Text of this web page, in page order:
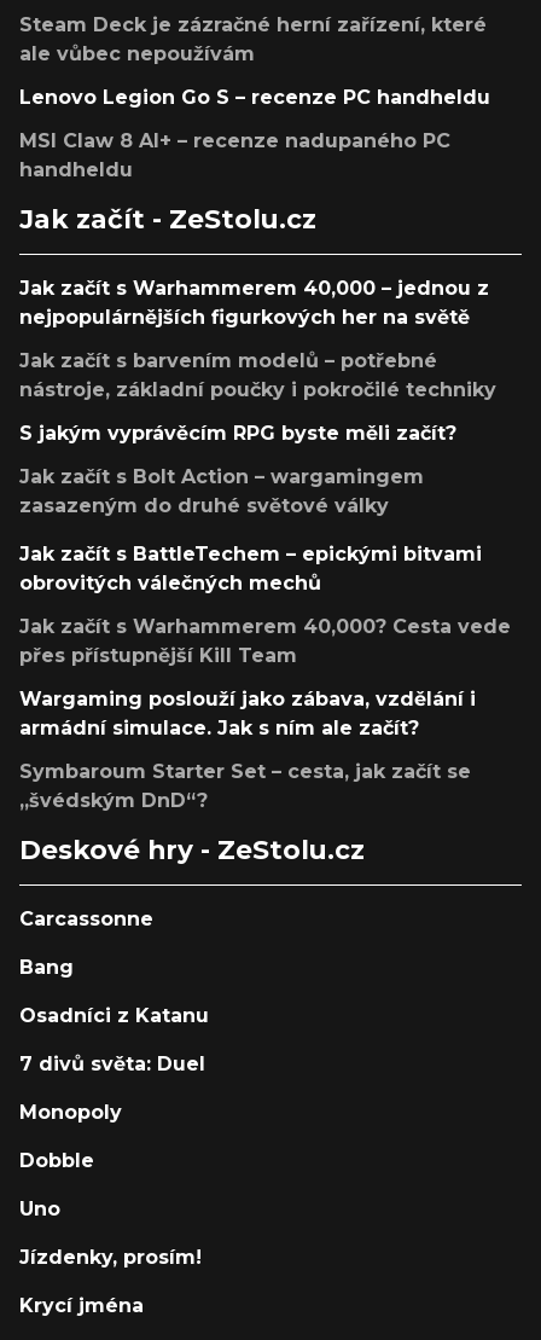
Steam Deck je zázračné herní zařízení, které
ale vůbec nepoužívám
Lenovo Legion Go S – recenze PC handheldu
MSI Claw 8 AI+ – recenze nadupaného PC
handheldu
Jak začít - ZeStolu.cz
Jak začít s Warhammerem 40,000 – jednou z
nejpopulárnějších figurkových her na světě
Jak začít s barvením modelů – potřebné
nástroje, základní poučky i pokročilé techniky
S jakým vyprávěcím RPG byste měli začít?
Jak začít s Bolt Action – wargamingem
zasazeným do druhé světové války
Jak začít s BattleTechem – epickými bitvami
obrovitých válečných mechů
Jak začít s Warhammerem 40,000? Cesta vede
přes přístupnější Kill Team
Wargaming poslouží jako zábava, vzdělání i
armádní simulace. Jak s ním ale začít?
Symbaroum Starter Set – cesta, jak začít se
„švédským DnD“?
Deskové hry - ZeStolu.cz
Carcassonne
Bang
Osadníci z Katanu
7 divů světa: Duel
Monopoly
Dobble
Uno
Jízdenky, prosím!
Krycí jména